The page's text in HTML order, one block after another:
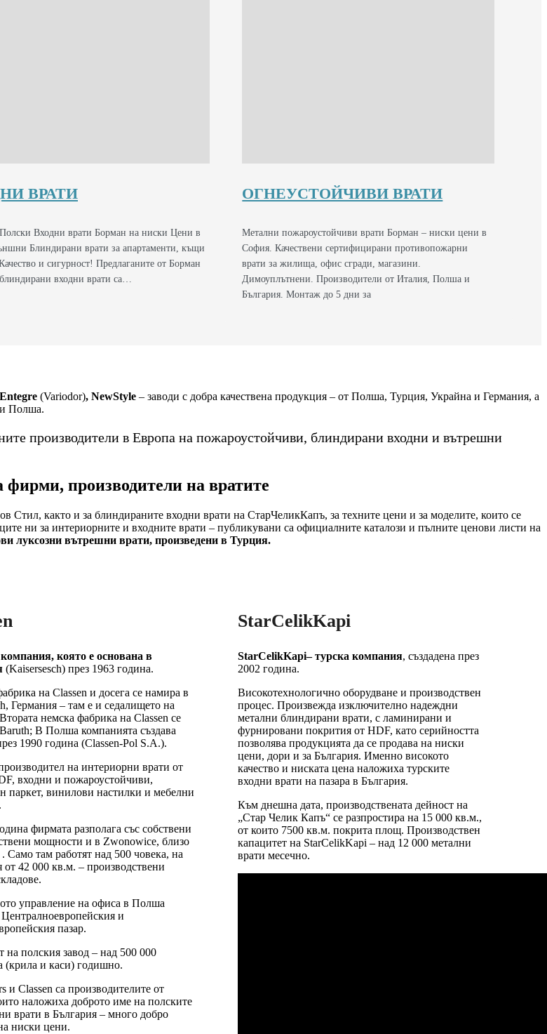
ВРАТИ
Входни врати Борман на ниски Цени в
Блиндирани врати за апартаменти, къщи
и сигурност! Предлаганите от Борман
входни врати са…
ОГНЕУСТОЙЧИВИ ВРАТИ
Метални пожароустойчиви врати Борман – ниски цени в
София. Качествени сертифицирани противопожарни
врати за жилища, офис сгради, магазини.
Димоуплътнени. Производители от Италия, Полша и
България. Монтаж до 5 дни за
(Variodor), NewStyle – заводи с добра качествена продукция – от Полша, Турция, Украйна и Германия, а
и Полша.
производители в Европа на пожароустойчиви, блиндирани входни и вътрешни
производители на вратите
както и за блиндираните входни врати на СтарЧеликКапъ, за техните цени и за моделите, които се
ни за интериорните и входните врати – публикувани са официалните каталози и пълните ценови листи на
луксозни вътрешни врати, произведени в Турция.
компания, която е основана в
(Kaisersesch) през 1963 година.
на Classen и досега се намира в
Германия – там е и седалището на
немска фабрика на Classen се
В Полша компанията създава
1990 година (Classen-Pol S.A.).
на интериорни врати от
входни и пожароустойчиви,
паркет, винилови настилки и мебелни
фирмата разполага със собствени
мощности и в Zwonowice, близо
Само там работят над 500 човека, на
от 42 000 кв.м. – производствени
управление на офиса в Полша
и
пазар.
на полския завод – над 500 000
(крила и каси) годишно.
и Classen са производителите от
наложиха доброто име на полските
врати в България – много добро
ниски цени.
StarCelikKapi
StarCelikKapi– турска компания, създадена през
2002 година.
Високотехнологично оборудване и производствен
процес. Произвежда изключително надеждни
метални блиндирани врати, с ламинирани и
фурнировани покрития от HDF, като серийността
позволява продукцията да се продава на ниски
цени, дори и за България. Именно високото
качество и ниската цена наложиха турските
входни врати на пазара в България.
Към днешна дата, производствената дейност на
„Стар Челик Капъ“ се разпростира на 15 000 кв.м.,
от които 7500 кв.м. покрита площ. Производствен
капацитет на StarCelikKapi – над 12 000 метални
врати месечно.